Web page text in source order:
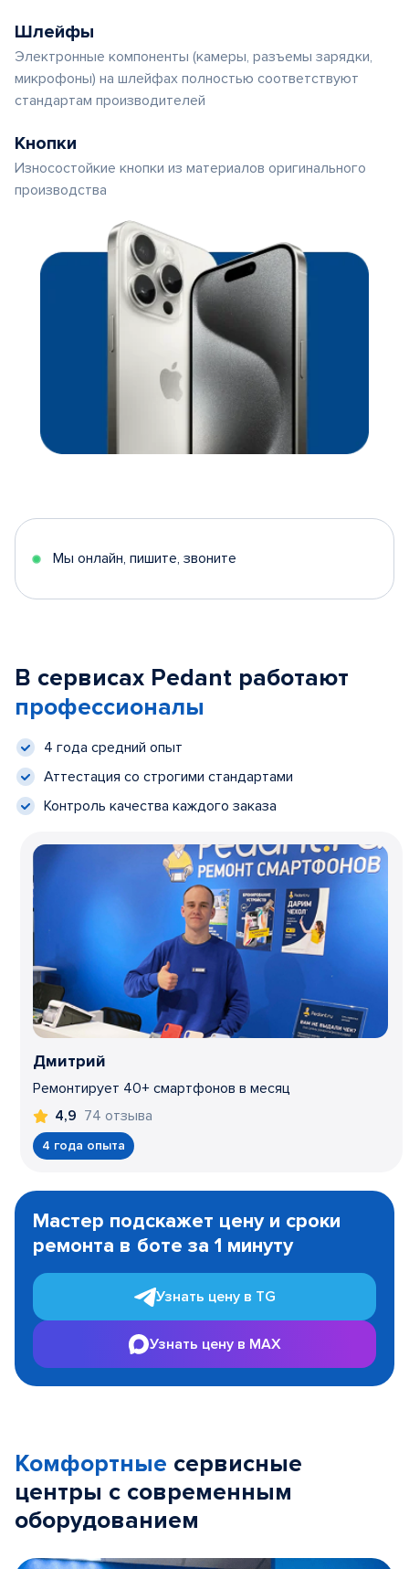
Шлейфы
Электронные компоненты (камеры, разъемы зарядки,
микрофоны) на шлейфах полностью соответствуют
стандартам производителей
Кнопки
Износостойкие кнопки из материалов оригинального
производства
Мы онлайн, пишите, звоните
В сервисах Pedant работают
профессионалы
4 года средний опыт
Аттестация со строгими стандартами
Контроль качества каждого заказа
Дмитрий
Ремонтирует 40+ смартфонов в месяц
4,9 74 отзыва
4 года опыта
1
Мастер подскажет цену и сроки
ремонта в боте за 1 минуту
Узнать цену в TG
Узнать цену в MAX
Комфортные сервисные
центры с современным
оборудованием